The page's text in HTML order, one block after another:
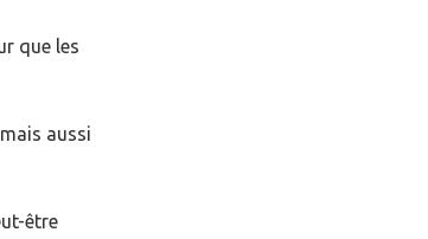
que les
aussi
être